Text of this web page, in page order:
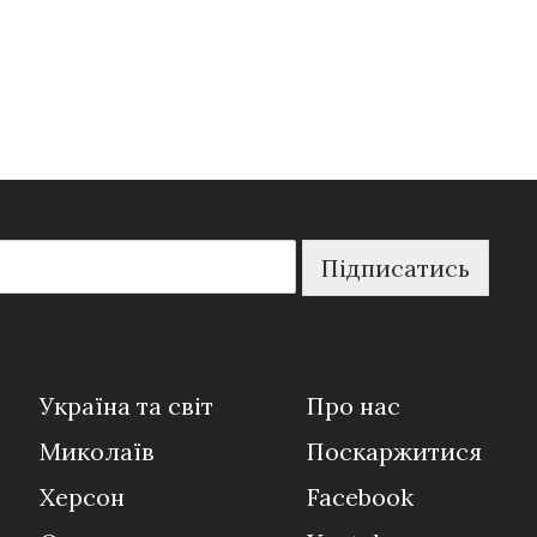
Підписатись
Україна та світ
Миколаїв
Херсон
Про нас
Поскаржитися
Facebook